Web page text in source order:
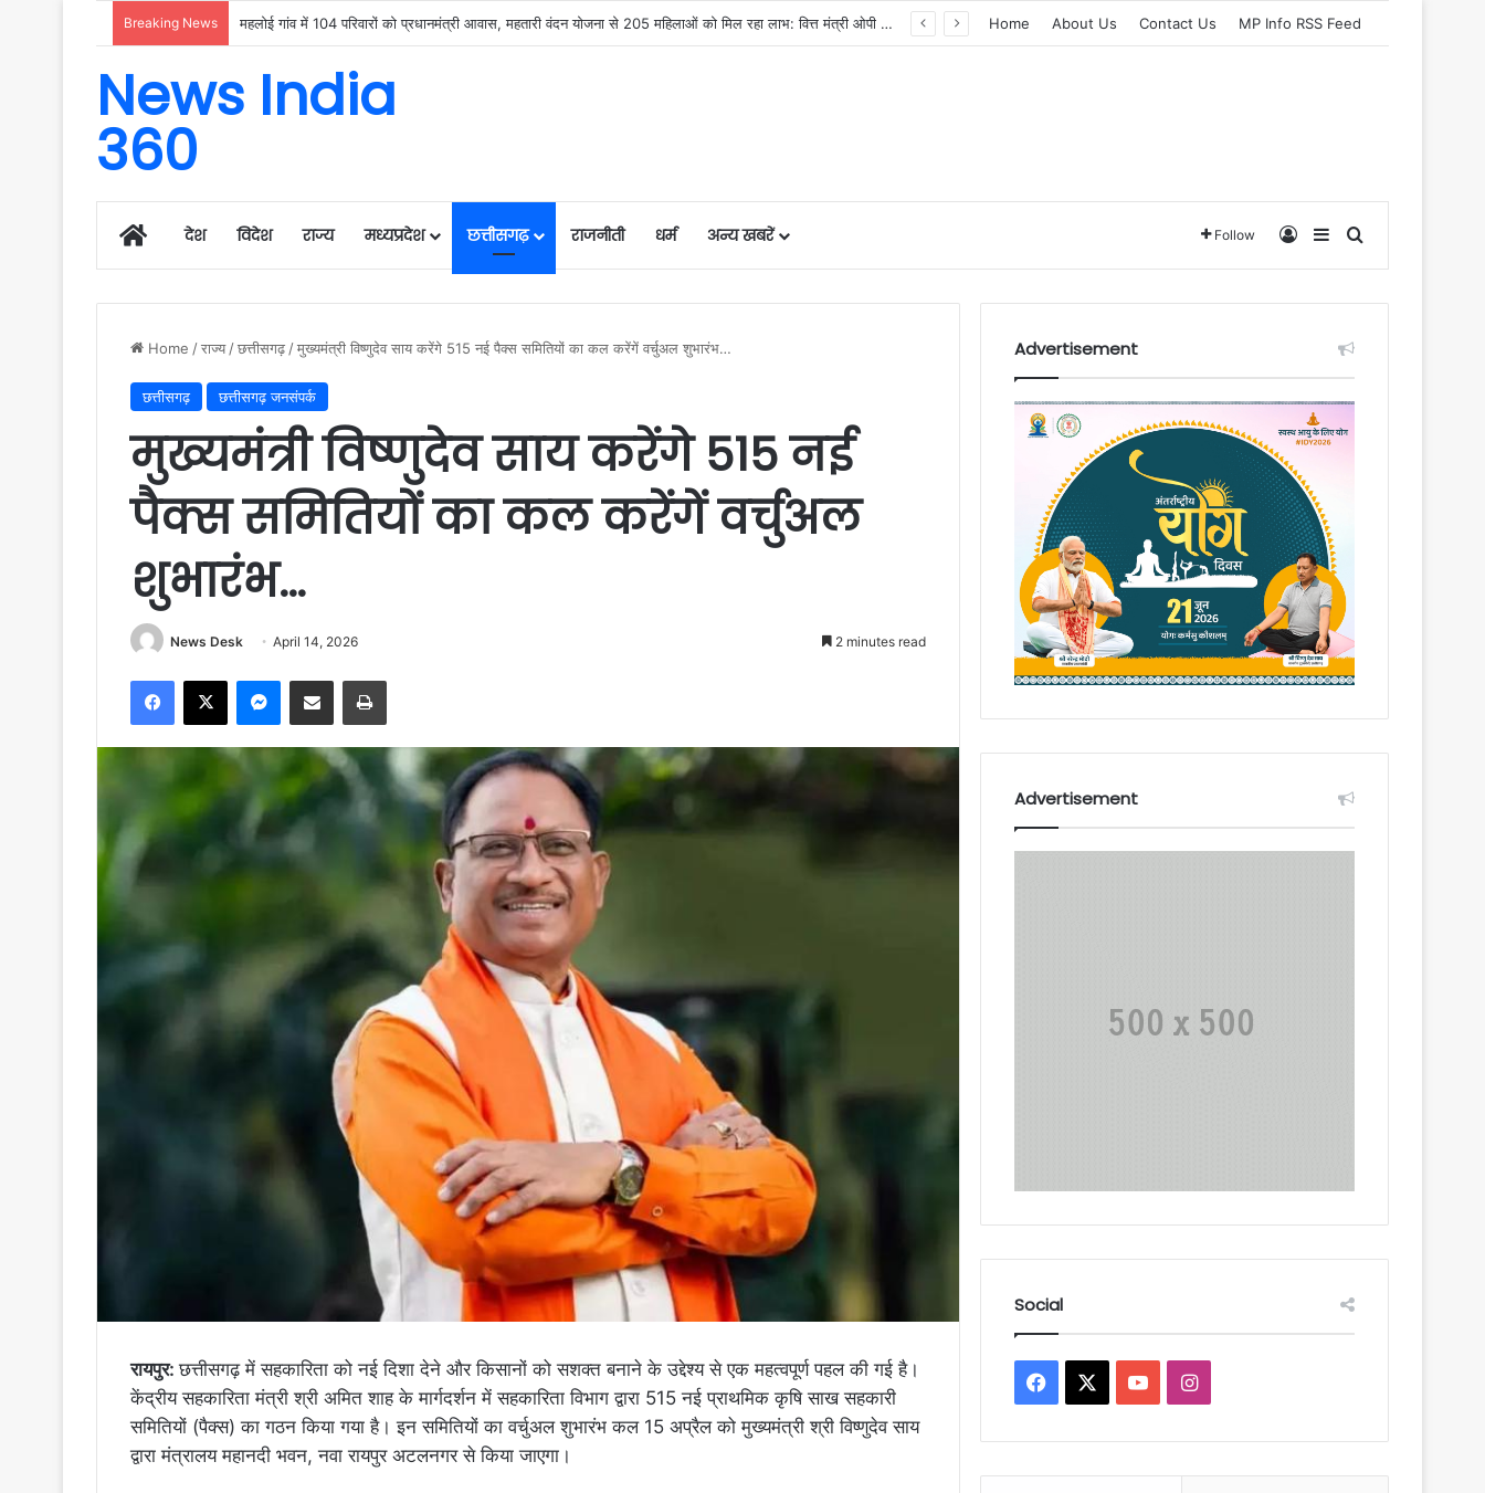
Breaking News उदंती-सीतानदी में शुरू हुआ स्मार्ट सर्विलांस सिस्टम -एआई तकनीक से वन और वन्यजीवों की 24X7 निगरानी…. Home About Us Contact Us MP Info RSS Feed
News India
360
Homeदेश विदेश राज्य मध्यप्रदेश छत्तीसगढ़ राजनीती धर्म अन्य खबरें Follow Log InSidebarSearch for
Home /राज्य /छत्तीसगढ़ /मुख्यमंत्री विष्णुदेव साय करेंगे 515 नई पैक्स समितियों का कल करेंगें वर्चुअल शुभारंभ…
छत्तीसगढ़ छत्तीसगढ़ जनसंपर्क
मुख्यमंत्री विष्णुदेव साय करेंगे 515 नई
पैक्स समितियों का कल करेंगें वर्चुअल
शुभारंभ…
News Desk April 14, 2026 2 minutes read
Facebook
X Messenger
Share via Email Print
रायपुर:छत्तीसगढ़ में सहकारिता को नई दिशा देने और किसानों को सशक्त बनाने के उद्देश्य से एक महत्वपूर्ण पहल की गई है।
केंद्रीय सहकारिता मंत्री श्री अमित शाह के मार्गदर्शन में सहकारिता विभाग द्वारा 515 नई प्राथमिक कृषि साख सहकारी
समितियों (पैक्स) का गठन किया गया है। इन समितियों का वर्चुअल शुभारंभ कल 15 अप्रैल को मुख्यमंत्री श्री विष्णुदेव साय
द्वारा मंत्रालय महानदी भवन, नवा रायपुर अटलनगर से किया जाएगा।
Advertisement
Advertisement
Social
Facebook YouTubeInstagram